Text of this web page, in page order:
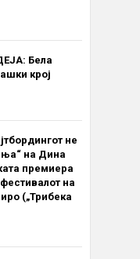
Бела
крој
не
на Дина
премиера
на
(„Трибека